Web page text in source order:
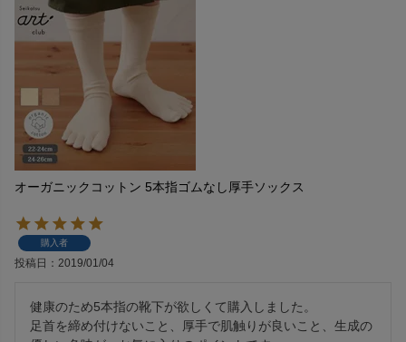
オーガニックコットン 5本指ゴムなし厚手ソックス
購入者
投稿日 2019/01/04
健康のため5本指の靴下が欲しくて購入しました。
足首を締め付けないこと、厚手で肌触りが良いこと、生成の